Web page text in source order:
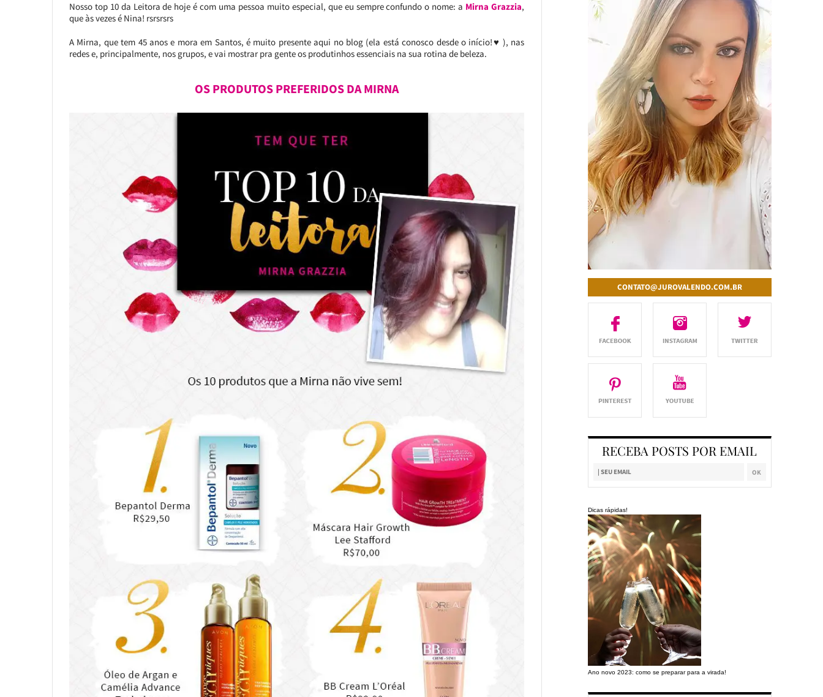
Nosso top 10 da Leitora de hoje é com uma pessoa muito especial, que eu sempre confundo o nome: a Mirna Grazzia,
que às vezes é Nina! rsrsrsrs
A Mirna, que tem 45 anos e mora em Santos, é muito presente aqui no blog (ela está conosco desde o início!♥ ), nas
redes e, principalmente, nos grupos, e vai mostrar pra gente os produtinhos essenciais na sua rotina de beleza.
OS PRODUTOS PREFERIDOS DA MIRNA
CONTATO@JUROVALENDO.COM.BR
RECEBA POSTS POR EMAIL
Dicas rápidas!
Ano novo 2023: como se preparar para a virada!